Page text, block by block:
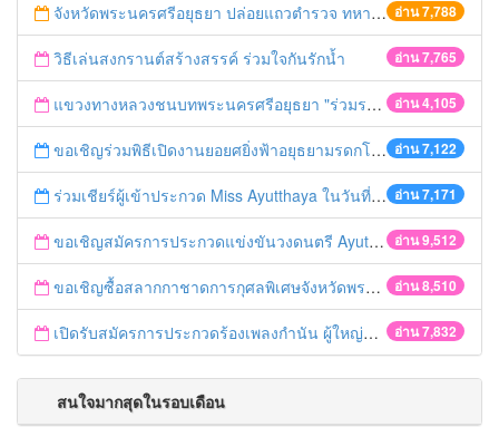
อ่าน 7,788
จังหวัดพระนครศรีอยุธยา ปล่อยแถวตำรวจ ทหาร ฝ่ายปกครอง กว่า 100 นาย ตรวจเข้มท่ารถสาธารณะ สถานีขนส่งรถโดยสาร วินรถตู้ และสถานีรถไฟ เตรียมรับมือเทศกาลสงกรานต์
อ่าน 7,765
วิธีเล่นสงกรานต์สร้างสรรค์ ร่วมใจกันรักน้ำ
อ่าน 4,105
แขวงทางหลวงชนบทพระนครศรีอยุธยา "ร่วมรณรงค์ ขับช้า เปิดไฟหน้า คาดเข็มขัด" เทศกาลสงกรานต์ ปี 2561
อ่าน 7,122
ขอเชิญร่วมพิธีเปิดงานยอยศยิ่งฟ้าอยุธยามรดกโลก
อ่าน 7,171
ร่วมเชียร์ผู้เข้าประกวด Miss Ayutthaya ในวันที่ 15 ธันวาคม 2560
อ่าน 9,512
ขอเชิญสมัครการประกวดแข่งขันวงดนตรี Ayutthaya battle of the bands
อ่าน 8,510
ขอเชิญซื้อสลากกาชาดการกุศลพิเศษจังหวัดพระนครศรีอยุธยา 2560
อ่าน 7,832
เปิดรับสมัครการประกวดร้องเพลงกำนัน ผู้ใหญ่บ้าน ฯลฯ
สนใจมากสุดในรอบเดือน